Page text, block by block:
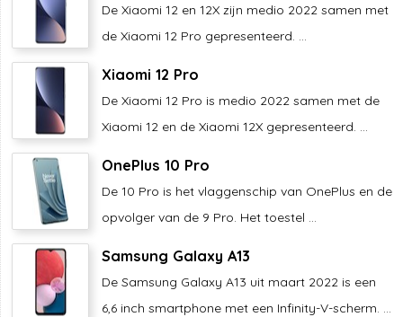
De Xiaomi 12 en 12X zijn medio 2022 samen met
de Xiaomi 12 Pro gepresenteerd. ...
Xiaomi 12 Pro
De Xiaomi 12 Pro is medio 2022 samen met de
Xiaomi 12 en de Xiaomi 12X gepresenteerd. ...
OnePlus 10 Pro
De 10 Pro is het vlaggenschip van OnePlus en de
opvolger van de 9 Pro. Het toestel ...
Samsung Galaxy A13
De Samsung Galaxy A13 uit maart 2022 is een
6,6 inch smartphone met een Infinity-V-scherm. ...